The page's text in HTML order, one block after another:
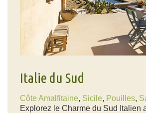
Italie du Sud
Côte Amalfitaine, Sicile, Pouilles,
Explorez le Charme du Sud Italien